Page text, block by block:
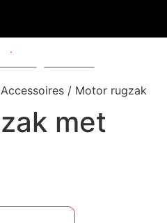
/ Motor rugzak
met